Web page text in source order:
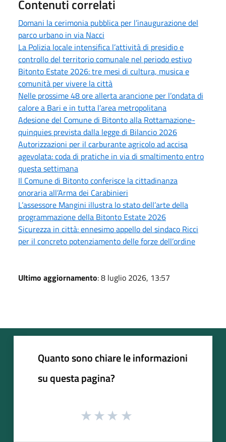
Contenuti correlati
Domani la cerimonia pubblica per l’inaugurazione del
parco urbano in via Nacci
La Polizia locale intensifica l’attività di presidio e
controllo del territorio comunale nel periodo estivo
Bitonto Estate 2026: tre mesi di cultura, musica e
comunità per vivere la città
Nelle prossime 48 ore allerta arancione per l’ondata di
calore a Bari e in tutta l’area metropolitana
Adesione del Comune di Bitonto alla Rottamazione-
quinquies prevista dalla legge di Bilancio 2026
Autorizzazioni per il carburante agricolo ad accisa
agevolata: coda di pratiche in via di smaltimento entro
questa settimana
Il Comune di Bitonto conferisce la cittadinanza
onoraria all’Arma dei Carabinieri
L’assessore Mangini illustra lo stato dell’arte della
programmazione della Bitonto Estate 2026
Sicurezza in città: ennesimo appello del sindaco Ricci
per il concreto potenziamento delle forze dell’ordine
Ultimo aggiornamento: 8 luglio 2026, 13:57
Quanto sono chiare le informazioni
su questa pagina?